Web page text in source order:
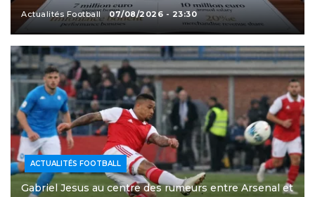
Actualités Football 07/08/2026 - 23:30
ACTUALITÉS FOOTBALL
Gabriel Jesus au centre des rumeurs entre Arsenal et